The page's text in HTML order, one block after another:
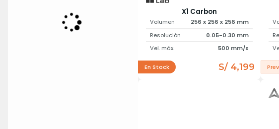
X1 Carbon
Volumen
256 x 256 x 256 mm
Resolución
0.05-0.30 mm
Vel. máx.
500 mm/s
En Stock S/ 4,199